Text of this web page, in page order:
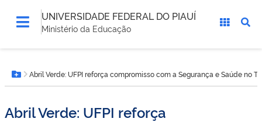
UNIVERSIDADE FEDERAL DO PIAUÍ
Ministério da Educação
está
aqui:Botão Menu
Abril Verde: UFPI reforça compromisso com a Segurança e Saúde no
Abril Verde: UFPI reforça